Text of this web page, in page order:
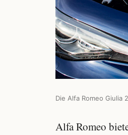
Die Alfa Romeo
Alfa Romeo